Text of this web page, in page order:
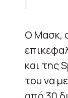
Ο Μασκ,
και της
του να